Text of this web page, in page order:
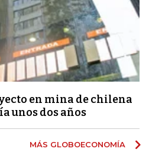
en mina de chilena
unos dos años
MÁS GLOBOECONOMÍA